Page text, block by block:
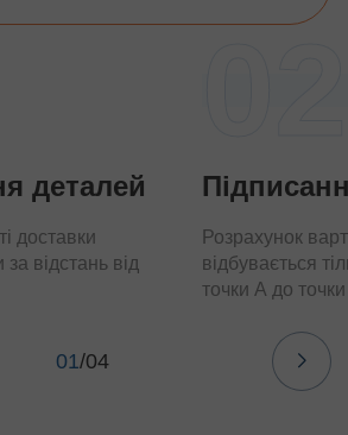
деталей
доставки
за відстань від
Розрахунок
відбувається
точки А до
01/04